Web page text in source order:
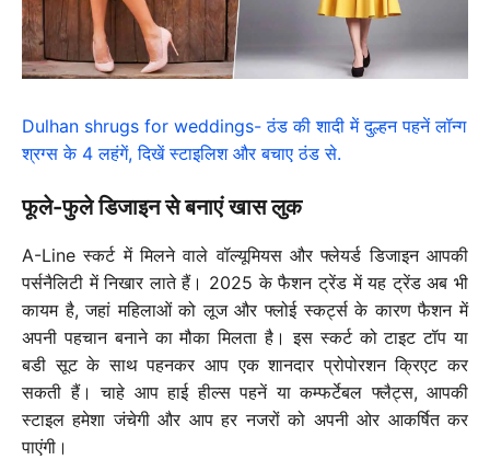
Dulhan shrugs for weddings- ठंड की शादी में दुल्हन पहनें लॉन्ग
श्रग्स के 4 लहंगें, दिखें स्टाइलिश और बचाए ठंड से.
फूले-फुले डिजाइन से बनाएं खास लुक
A-Line स्कर्ट में मिलने वाले वॉल्यूमियस और फ्लेयर्ड डिजाइन आपकी
पर्सनैलिटी में निखार लाते हैं। 2025 के फैशन ट्रेंड में यह ट्रेंड अब भी
कायम है, जहां महिलाओं को लूज और फ्लोई स्कर्ट्स के कारण फैशन में
अपनी पहचान बनाने का मौका मिलता है। इस स्कर्ट को टाइट टॉप या
बडी सूट के साथ पहनकर आप एक शानदार प्रोपोरशन क्रिएट कर
सकती हैं। चाहे आप हाई हील्स पहनें या कम्फर्टेबल फ्लैट्स, आपकी
स्टाइल हमेशा जंचेगी और आप हर नजरों को अपनी ओर आकर्षित कर
पाएंगी।